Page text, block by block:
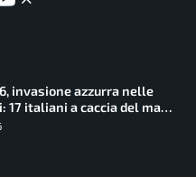
invasione azzurra nelle
17 italiani a caccia del main